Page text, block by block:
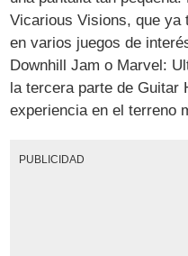
Vicarious Visions, que ya
en varios juegos de
Downhill Jam o Marvel:
la tercera parte de Guitar
experiencia en el terreno
PUBLICIDAD